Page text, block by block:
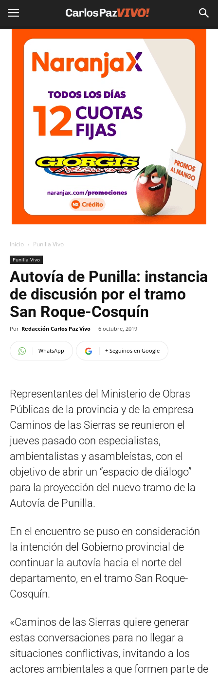
Inicio Punilla Vivo
Punilla Vivo
Autovía de Punilla: instancia
de discusión por el tramo
San Roque-Cosquín
Por Redacción Carlos Paz Vivo - 6 octubre, 2019
WhatsApp + Seguinos en Google
Representantes del Ministerio de Obras
Públicas de la provincia y de la empresa
Caminos de las Sierras se reunieron el
jueves pasado con especialistas,
ambientalistas y asambleístas, con el
objetivo de abrir un “espacio de diálogo”
para la proyección del nuevo tramo de la
Autovía de Punilla.
En el encuentro se puso en consideración
la intención del Gobierno provincial de
continuar la autovía hacia el norte del
departamento, en el tramo San Roque-
Cosquín.
«Caminos de las Sierras quiere generar
estas conversaciones para no llegar a
situaciones conflictivas, invitando a los
actores ambientales a que formen parte de